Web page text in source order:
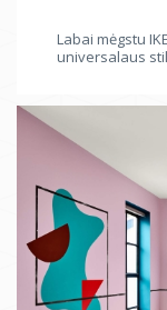
Labai mėgstu
universalaus